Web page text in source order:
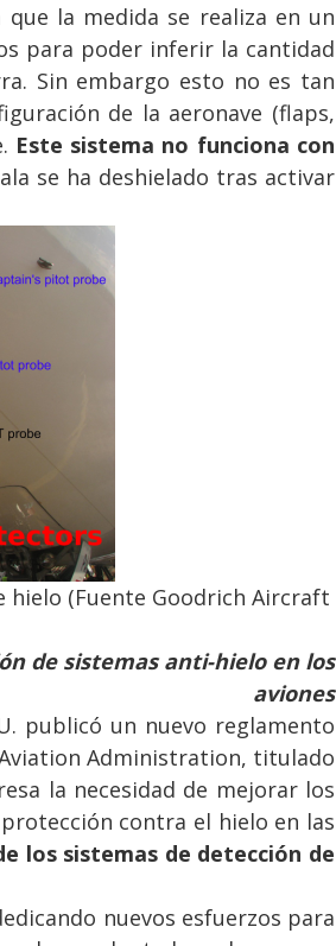
la medida se realiza en un
para poder inferir la cantidad
Sin embargo esto no es tan
de la aeronave (flaps,
Este sistema no funciona con
se ha deshielado tras activar
(Fuente Goodrich Aircraft
de sistemas anti-hielo en los
aviones
publicó un nuevo reglamento
Administration, titulado
la necesidad de mejorar los
contra el hielo en las
los sistemas de detección de
nuevos esfuerzos para